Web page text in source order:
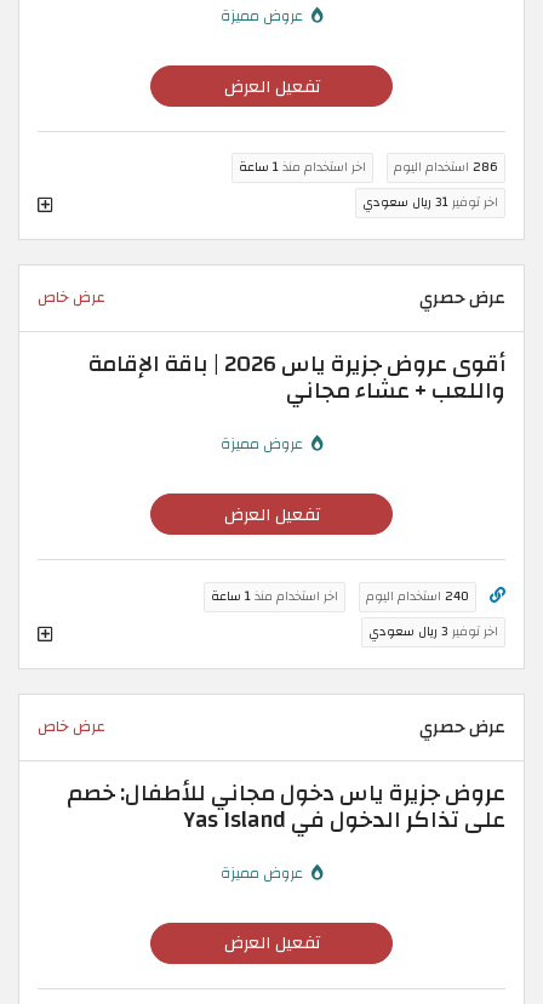
عروض مميزة
تفعيل العرض
286 استخدام اليوم اخر استخدام منذ1 ساعة
اخر توفير31 ريال سعودي
عرض حصري عرض خاص
أقوى عروض جزيرة ياس 2026 | باقة الإقامة
واللعب + عشاء مجاني
عروض مميزة
تفعيل العرض
240 استخدام اليوم اخر استخدام منذ1 ساعة
اخر توفير 3 ريال سعودي
عرض حصري عرض خاص
عروض جزيرة ياس دخول مجاني للأطفال: خصم
على تذاكر الدخول في Yas Island
عروض مميزة
تفعيل العرض